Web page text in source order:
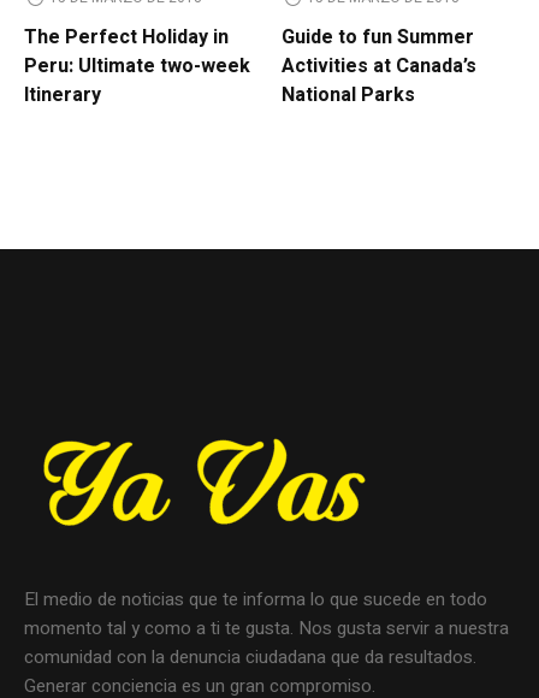
The Perfect Holiday in
Peru: Ultimate two-week
Itinerary
Guide to fun Summer
Activities at Canada’s
National Parks
El medio de noticias que te informa lo que sucede en todo
momento tal y como a ti te gusta. Nos gusta servir a nuestra
comunidad con la denuncia ciudadana que da resultados.
Generar conciencia es un gran compromiso.